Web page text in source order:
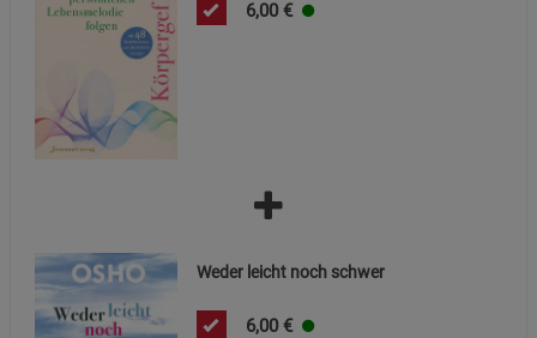
6,00 €
Weder leicht noch schwer
6,00 €
Cookie-Informationen